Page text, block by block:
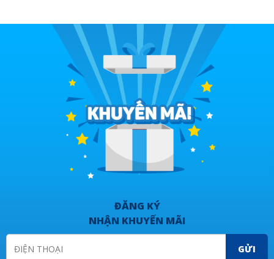
ĐĂNG KÝ
NHẬN KHUYẾN MÃI
GỬI